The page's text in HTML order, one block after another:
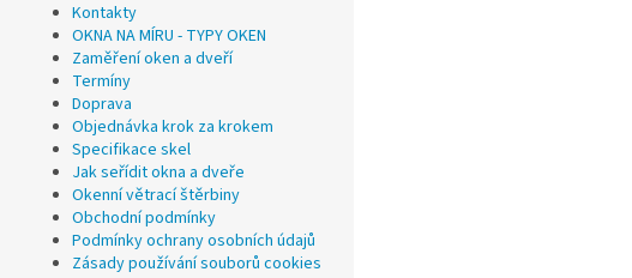
Kontakty
OKNA NA MÍRU - TYPY OKEN
Zaměření oken a dveří
Termíny
Doprava
Objednávka krok za krokem
Specifikace skel
Jak seřídit okna a dveře
Okenní větrací štěrbiny
Obchodní podmínky
Podmínky ochrany osobních údajů
Zásady používání souborů cookies